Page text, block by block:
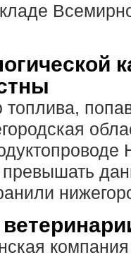
превышать